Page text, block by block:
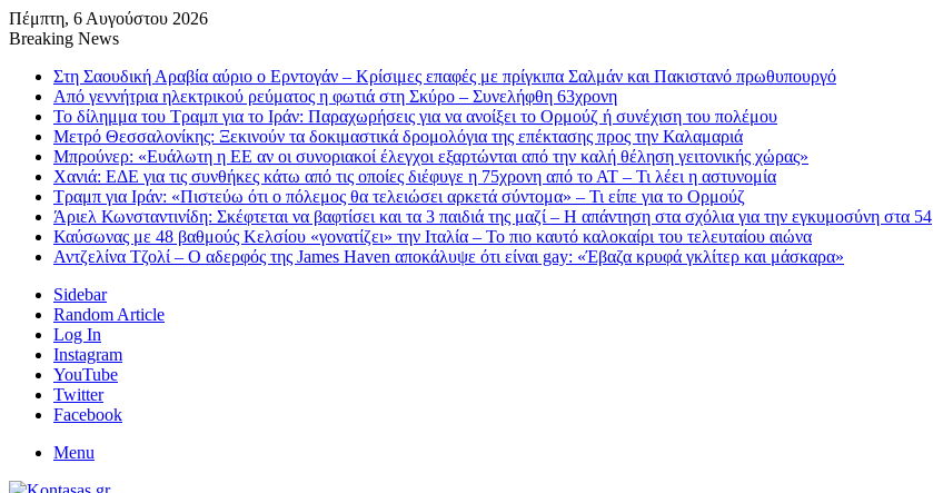
Πέμπτη, 6 Αυγούστου 2026
Breaking News
Στη Σαουδική Αραβία αύριο ο Ερντογάν – Κρίσιμες επαφές με πρίγκιπα Σαλμάν και Πακιστανό πρωθυπουργό
Από γεννήτρια ηλεκτρικού ρεύματος η φωτιά στη Σκύρο – Συνελήφθη 63χρονη
Το δίλημμα του Τραμπ για το Ιράν: Παραχωρήσεις για να ανοίξει το Ορμούζ ή συνέχιση του πολέμου
Μετρό Θεσσαλονίκης: Ξεκινούν τα δοκιμαστικά δρομολόγια της επέκτασης προς την Καλαμαριά
Μπρούνερ: «Ευάλωτη η ΕΕ αν οι συνοριακοί έλεγχοι εξαρτώνται από την καλή θέληση γειτονικής χώρας»
Χανιά: ΕΔΕ για τις συνθήκες κάτω από τις οποίες διέφυγε η 75χρονη από το ΑΤ – Τι λέει η αστυνομία
Τραμπ για Ιράν: «Πιστεύω ότι ο πόλεμος θα τελειώσει αρκετά σύντομα» – Τι είπε για το Ορμούζ
Άριελ Κωνσταντινίδη: Σκέφτεται να βαφτίσει και τα 3 παιδιά της μαζί – Η απάντηση στα σχόλια για την εγκυμοσύνη στα 54
Καύσωνας με 48 βαθμούς Κελσίου «γονατίζει» την Ιταλία – Το πιο καυτό καλοκαίρι του τελευταίου αιώνα
Αντζελίνα Τζολί – Ο αδερφός της James Haven αποκάλυψε ότι είναι gay: «Έβαζα κρυφά γκλίτερ και μάσκαρα»
Sidebar
Random Article
Log In
Instagram
YouTube
Twitter
Facebook
Menu